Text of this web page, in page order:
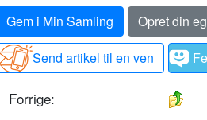
Gem i Min Samling
Opret din
Send artikel til en ven
Forrige: